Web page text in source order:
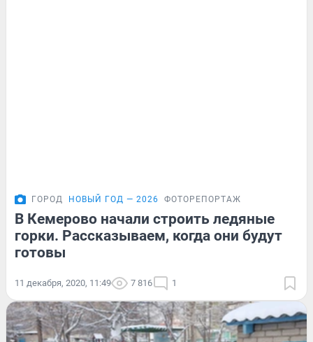
ГОРОД НОВЫЙ ГОД — 2026 ФОТОРЕПОРТАЖ
В Кемерово начали строить ледяные
горки. Рассказываем, когда они будут
готовы
11 декабря, 2020, 11:49 7 816 1